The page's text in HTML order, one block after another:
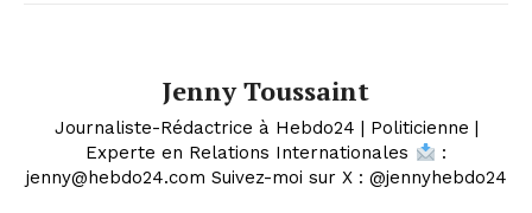
Jenny Toussaint
Journaliste-Rédactrice à Hebdo24 | Politicienne |
Experte en Relations Internationales
:
jenny@hebdo24.com Suivez-moi sur X : @jennyhebdo24